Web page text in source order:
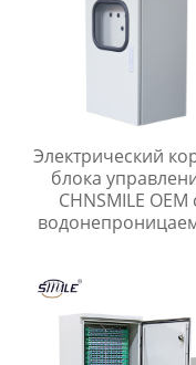
Электрический
блока
CHNSMILE OEM
атмосферных
воздействий